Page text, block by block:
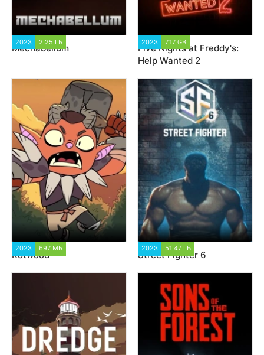
2023 2.25 ГБ
Mechabellum
2023 7.17 GB
Five Nights at Freddy's:
Help Wanted 2
2023 697 МБ
Rotwood
2023 51.47 ГБ
Street Fighter 6